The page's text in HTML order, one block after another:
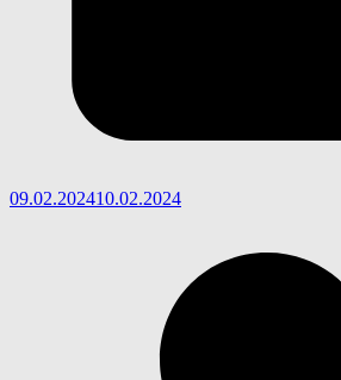
09.02.202410.02.2024